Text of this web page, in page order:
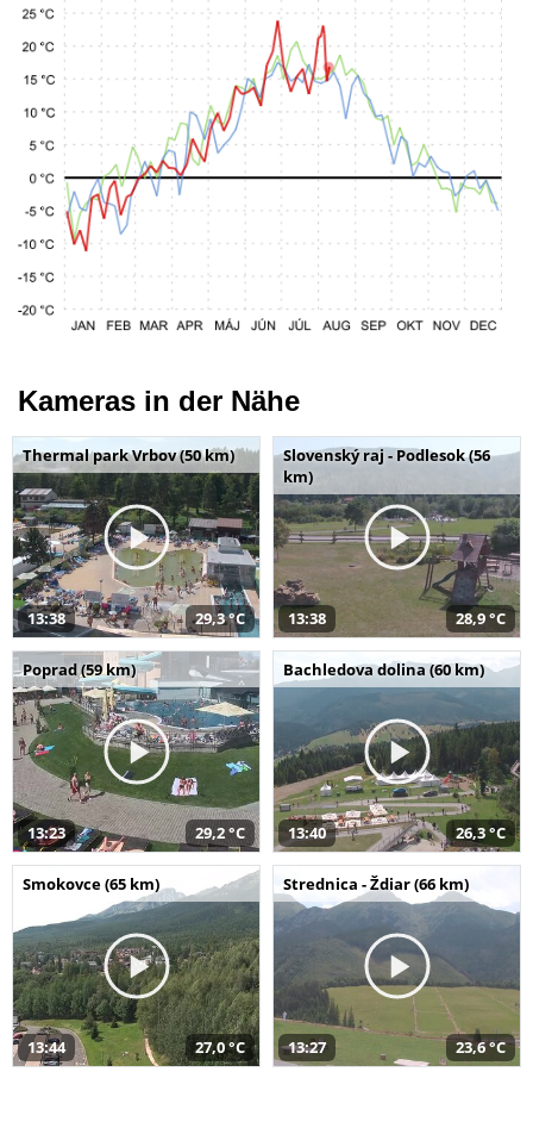
Kameras in der Nähe
Thermal park Vrbov (50 km)
13:38 29,3 °C
Slovenský raj - Podlesok (56
km)
13:38 28,9 °C
Poprad (59 km)
13:23 29,2 °C
Bachledova dolina (60 km)
13:40 26,3 °C
Smokovce (65 km)
13:44 27,0 °C
Strednica - Ždiar (66 km)
13:27 23,6 °C